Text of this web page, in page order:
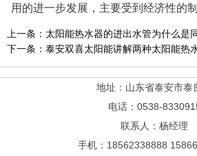
用的进一步发展，主要受到经济性的制
上一条： 太阳能热水器的进出水管为什么是
下一条： 泰安双喜太阳能讲解两种太阳能热
地址：山东省泰安市泰
电话：0538-
联系人：杨经理
手机：18562338888